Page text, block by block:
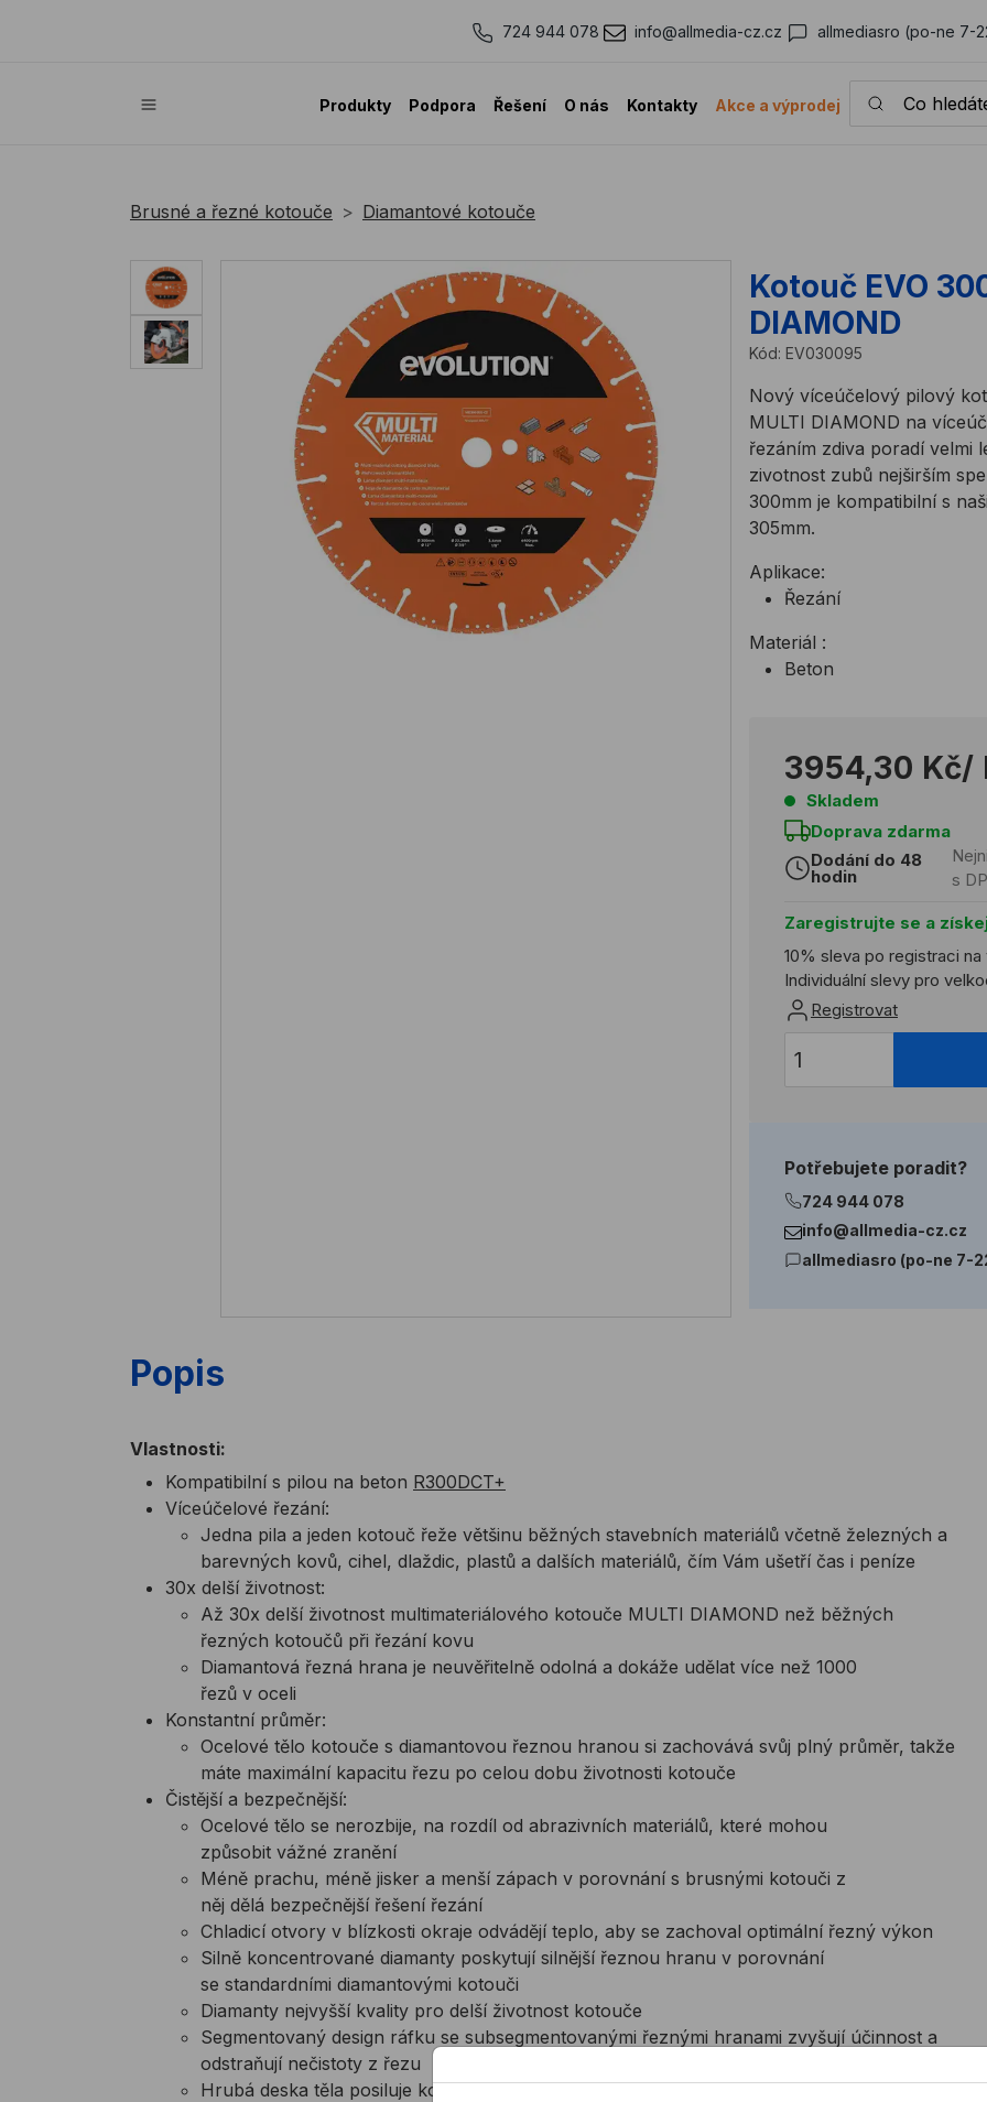
724 944 078 info@allmedia-cz.cz allmediasro (po-ne 7-
Produkty Podpora Řešení O nás Kontakty Akce a výprodej
Co hledáte?
Brusné a řezné kotouče Diamantové kotouče
Kotouč EVO
DIAMOND
Kód: EV030095
Nový víceúčelový pilový
MULTI DIAMOND na
řezáním zdiva poradí velmi
zivotnost zubů nejširším
300mm je kompatibilní s
305mm.
Aplikace:
Řezání
Materiál :
Beton
3954,30 Kč/
Skladem
Doprava zdarma
Dodání do 48
hodin
s
Zaregistrujte se a
10% sleva po registraci
Individuální slevy pro
Registrovat
Potřebujete poradit?
724 944 078
info@allmedia-cz.cz
allmediasro (po-ne 7-
Popis
Vlastnosti:
Kompatibilní s pilou na beton R300DCT+
Víceúčelové řezání:
Jedna pila a jeden kotouč řeže většinu běžných stavebních materiálů včetně železných a
barevných kovů, cihel, dlaždic, plastů a dalších materiálů, čím Vám ušetří čas i peníze
30x delší životnost:
Až 30x delší životnost multimateriálového kotouče MULTI DIAMOND než běžných
řezných kotoučů při řezání kovu
Diamantová řezná hrana je neuvěřitelně odolná a dokáže udělat více než 1000
řezů v oceli
Konstantní průměr:
Ocelové tělo kotouče s diamantovou řeznou hranou si zachovává svůj plný průměr, takže
máte maximální kapacitu řezu po celou dobu životnosti kotouče
Čistější a bezpečnější:
Ocelové tělo se nerozbije, na rozdíl od abrazivních materiálů, které mohou
způsobit vážné zranění
Méně prachu, méně jisker a menší zápach v porovnání s brusnými kotouči z
něj dělá bezpečnější řešení řezání
Chladicí otvory v blízkosti okraje odvádějí teplo, aby se zachoval optimální řezný výkon
Silně koncentrované diamanty poskytují silnější řeznou hranu v porovnání
se standardními diamantovými kotouči
Diamanty nejvyšší kvality pro delší životnost kotouče
Segmentovaný design ráfku se subsegmentovanými řeznými hranami zvyšují účinnost a
odstraňují nečistoty z řezu
Hrubá deska těla posiluje kotouč pro stabilitu a přesnost